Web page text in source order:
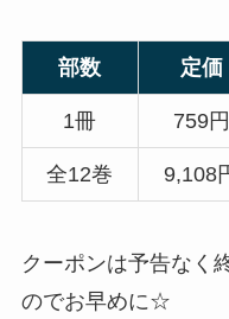
部数 定価
1冊 759円
全12巻 9,108
クーポンは予告なく
のでお早めに☆